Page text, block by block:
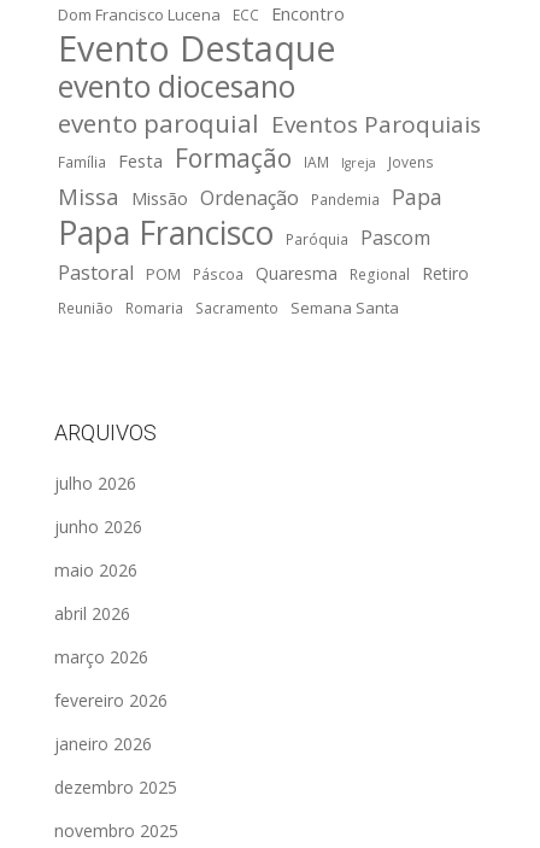
Dom Francisco Lucena
ECC Encontro
Evento Destaque
evento diocesano
evento paroquial Eventos Paroquiais
Família Festa Formação IAM Igreja Jovens
Missa Missão Ordenação Pandemia Papa
Papa Francisco Paróquia
Pascom
Pastoral
POM Páscoa Quaresma Regional Retiro
Reunião Romaria Sacramento Semana Santa
ARQUIVOS
julho 2026
junho 2026
maio 2026
abril 2026
março 2026
fevereiro 2026
janeiro 2026
dezembro 2025
novembro 2025